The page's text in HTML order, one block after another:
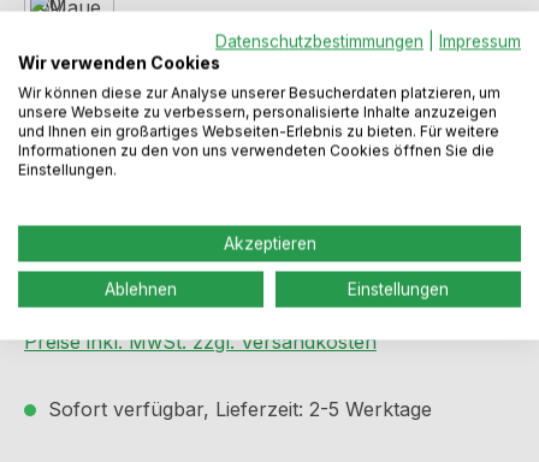
Regulärer Preis:
180,49 €
Preise inkl. MwSt. zzgl. Versandkosten
Sofort verfügbar, Lieferzeit: 2-5 Werktage
Datenschutzbestimmungen
Impressum
Wir verwenden Cookies
Wir können diese zur Analyse unserer Besucherdaten platzieren, um
unsere Webseite zu verbessern, personalisierte Inhalte anzuzeigen
und Ihnen ein großartiges Webseiten-Erlebnis zu bieten. Für weitere
Informationen zu den von uns verwendeten Cookies öffnen Sie die
Einstellungen.
Akzeptieren
Ablehnen Einstellungen